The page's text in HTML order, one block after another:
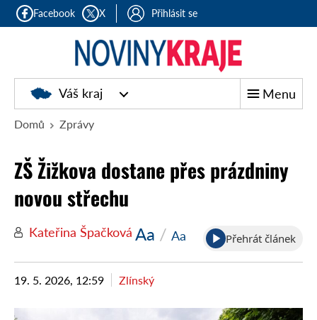
Facebook X Přihlásit se
Noviny
kraje
Váš kraj Menu
Domů Zprávy
ZŠ Žižkova dostane přes prázdniny
novou střechu
Kateřina Špačková Aa / Aa Přehrát článek
19. 5. 2026, 12:59 Zlínský